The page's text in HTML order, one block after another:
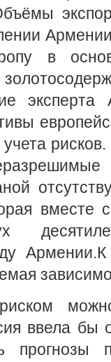
в
эксперта
вместе
ввела бы
прогнозы